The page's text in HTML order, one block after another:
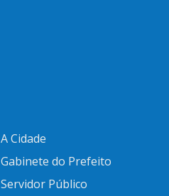
A Cidade
Gabinete do Prefeito
Servidor Público